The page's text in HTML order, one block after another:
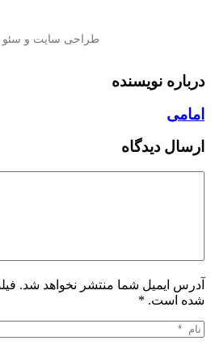
درباره نویسنده
امامی
ارسال دیدگاه
آدرس ایمیل شما منتشر نخواهد شد.
شده است. *